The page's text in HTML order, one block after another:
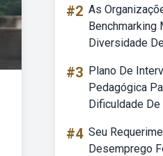
#2 As
Benchmarking
Diversidade
#3 Plano De
Pedagógica
Dificuldade
#4 Seu
Desemprego